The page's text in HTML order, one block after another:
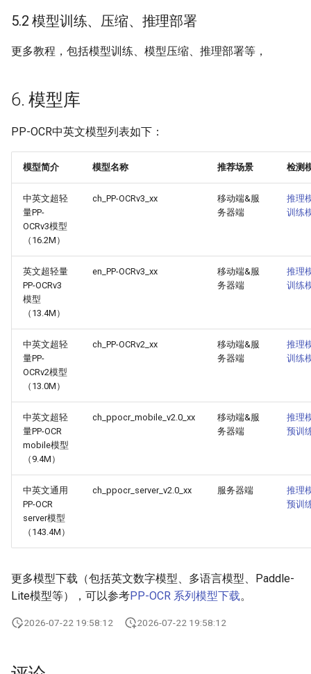
5.2 模型训练、压缩、推理部署
更多教程，包括模型训练、模型压缩、推理部署等，
6. 模型库
PP-OCR中英文模型列表如下：
模型简介 模型名称 推荐场景 检测
中英文超轻
量PP-
OCRv3模型
（16.2M）
ch_PP-OCRv3_xx
移动端&服
务器端
推理
训练
英文超轻量
PP-OCRv3
模型
（13.4M）
en_PP-OCRv3_xx
移动端&服
务器端
推理
训练
中英文超轻
量PP-
OCRv2模型
（13.0M）
ch_PP-OCRv2_xx
移动端&服
务器端
推理
训练
中英文超轻
量PP-OCR
mobile模型
（9.4M）
ch_ppocr_mobile_v2.0_xx
移动端&服
务器端
推理
预训
中英文通用
PP-OCR
server模型
（143.4M）
ch_ppocr_server_v2.0_xx 服务器端
推理
预训
更多模型下载（包括英文数字模型、多语言模型、Paddle-
Lite模型等），可以参考PP-OCR 系列模型下载。
2026-07-22 19:58:12 2026-07-22 19:58:12